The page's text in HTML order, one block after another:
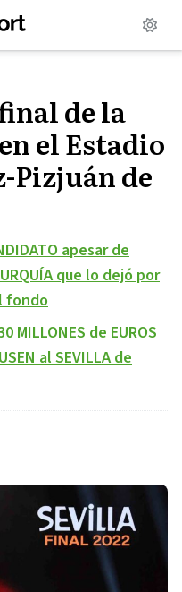
de la
el Estadio
Pizjuán de
apesar de
que lo dejó por
fondo
MILLONES de EUROS
al SEVILLA de